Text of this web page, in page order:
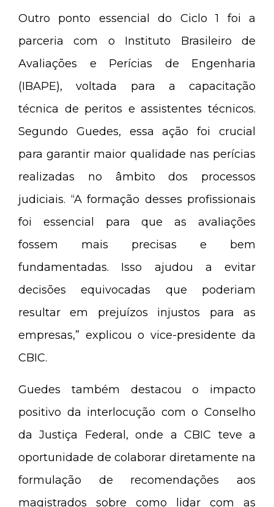
Outro ponto essencial do Ciclo 1 foi a
parceria com o Instituto Brasileiro de
Avaliações e Perícias de Engenharia
(IBAPE), voltada para a capacitação
técnica de peritos e assistentes técnicos.
Segundo Guedes, essa ação foi crucial
para garantir maior qualidade nas perícias
realizadas no âmbito dos processos
judiciais. “A formação desses profissionais
foi essencial para que as avaliações
fossem mais precisas e bem
fundamentadas. Isso ajudou a evitar
decisões equivocadas que poderiam
resultar em prejuízos injustos para as
empresas,” explicou o vice-presidente da
CBIC.
Guedes também destacou o impacto
positivo da interlocução com o Conselho
da Justiça Federal, onde a CBIC teve a
oportunidade de colaborar diretamente na
formulação de recomendações aos
magistrados sobre como lidar com as